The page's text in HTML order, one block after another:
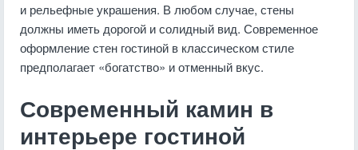
и рельефные украшения. В любом случае, стены
должны иметь дорогой и солидный вид. Современное
оформление стен гостиной в классическом стиле
предполагает «богатство» и отменный вкус.
Современный камин в
интерьере гостиной